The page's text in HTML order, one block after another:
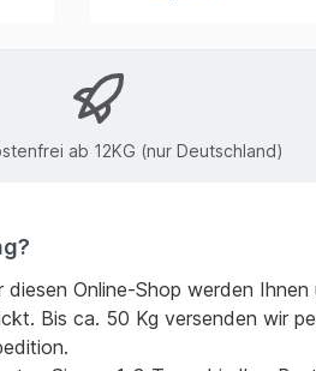
ab 12KG (nur Deutschland)
diesen Online-Shop werden Ihnen
Bis ca. 50 Kg versenden wir